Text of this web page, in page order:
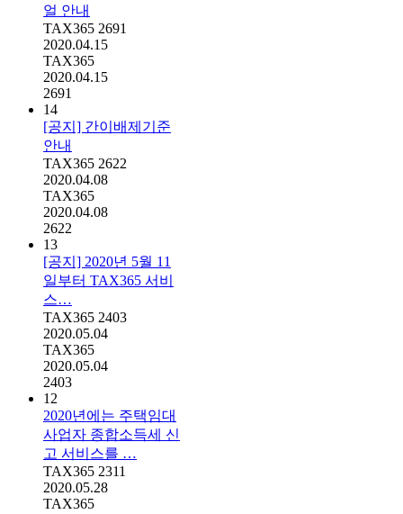
얼 안내
TAX365 2691
2020.04.15
TAX365
2020.04.15
2691
14
[공지] 간이배제기준
안내
TAX365 2622
2020.04.08
TAX365
2020.04.08
2622
13
[공지] 2020년 5월 11
일부터 TAX365 서비
스…
TAX365 2403
2020.05.04
TAX365
2020.05.04
2403
12
2020년에는 주택임대
사업자 종합소득세 신
고 서비스를 …
TAX365 2311
2020.05.28
TAX365